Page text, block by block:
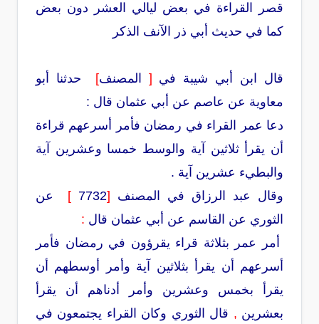
قصر القراءة في بعض ليالي العشر دون بعض
كما في حديث أبي ذر الآنف الذكر
قال ابن أبي شيبة في [ المصنف]
حدثنا أبو
معاوية عن عاصم عن أبي عثمان قال :
دعا عمر القراء في رمضان فأمر أسرعهم قراءة
أن يقرأ ثلاثين آية والوسط خمسا وعشرين آية
والبطيء عشرين آية .
وقال عبد الرزاق في المصنف [
7732
] عن
الثوري عن القاسم عن أبي عثمان قال :
أمر عمر بثلاثة قراء يقرؤون في رمضان فأمر
أسرعهم أن يقرأ بثلاثين آية وأمر أوسطهم أن
يقرأ بخمس وعشرين وأمر أدناهم أن يقرأ
بعشرين , قال الثوري وكان القراء يجتمعون في